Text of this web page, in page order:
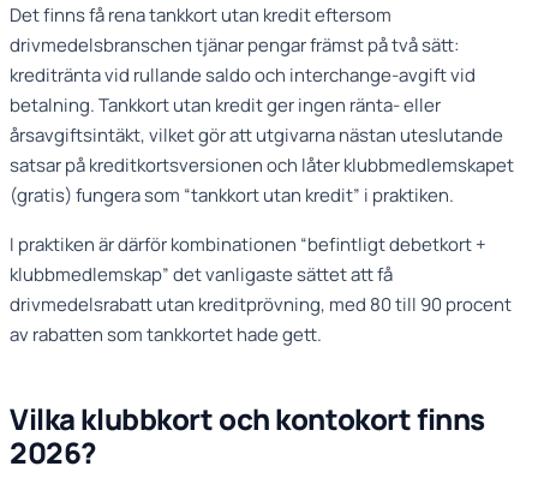
Det finns få rena tankkort utan kredit eftersom
drivmedelsbranschen tjänar pengar främst på två sätt:
kreditränta vid rullande saldo och interchange-avgift vid
betalning. Tankkort utan kredit ger ingen ränta- eller
årsavgiftsintäkt, vilket gör att utgivarna nästan uteslutande
satsar på kreditkortsversionen och låter klubbmedlemskapet
(gratis) fungera som “tankkort utan kredit” i praktiken.
I praktiken är därför kombinationen “befintligt debetkort +
klubbmedlemskap” det vanligaste sättet att få
drivmedelsrabatt utan kreditprövning, med 80 till 90 procent
av rabatten som tankkortet hade gett.
Vilka klubbkort och kontokort finns
2026?